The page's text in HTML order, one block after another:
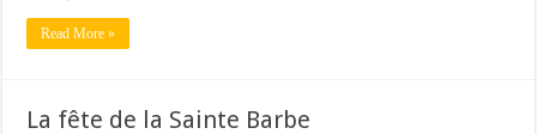
Read More »
La fête de la Sainte Barbe